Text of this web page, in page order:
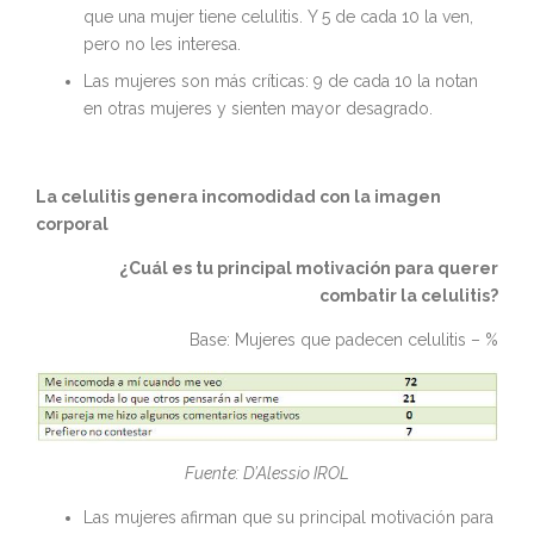
que una mujer tiene celulitis. Y 5 de cada 10 la ven,
pero no les interesa.
Las mujeres son más críticas: 9 de cada 10 la notan
en otras mujeres y sienten mayor desagrado.
La celulitis genera incomodidad con la imagen
corporal
¿Cuál es tu principal motivación para querer
combatir la celulitis?
Base: Mujeres que padecen celulitis – %
Fuente: D’Alessio IROL
Las mujeres afirman que su principal motivación para